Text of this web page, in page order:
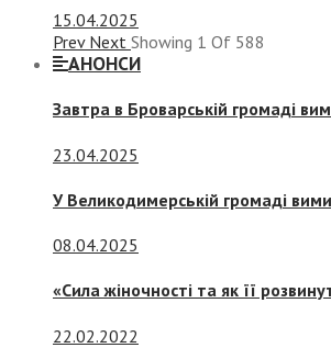
15.04.2025
Prev Next Showing 1 Of 588
АНОНСИ
Завтра в Броварській громаді
23.04.2025
У Великодимерській громаді
08.04.2025
«Сила жіночності та як її
22.02.2022